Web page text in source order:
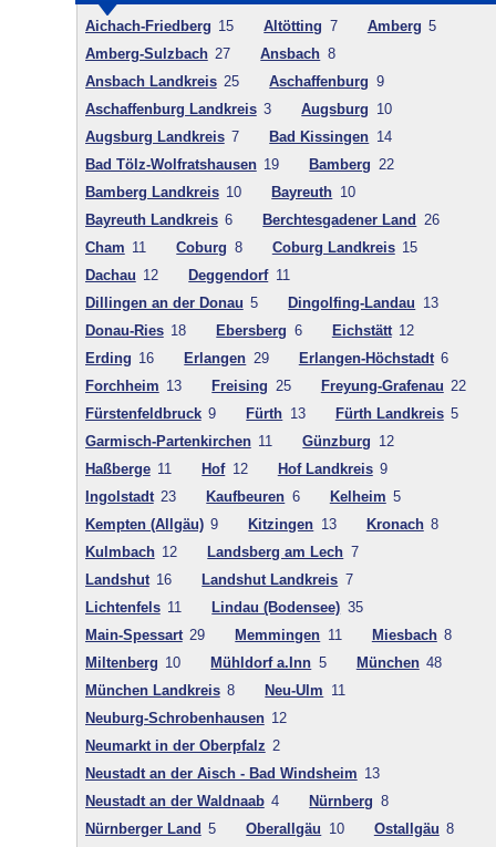
Aichach-Friedberg 15 Altötting 7 Amberg 5
Amberg-Sulzbach 27 Ansbach 8
Ansbach Landkreis 25 Aschaffenburg 9
Aschaffenburg Landkreis 3 Augsburg 10
Augsburg Landkreis 7 Bad Kissingen 14
Bad Tölz-Wolfratshausen 19 Bamberg 22
Bamberg Landkreis 10 Bayreuth 10
Bayreuth Landkreis 6 Berchtesgadener Land 26
Cham 11 Coburg 8 Coburg Landkreis 15
Dachau 12 Deggendorf 11
Dillingen an der Donau 5 Dingolfing-Landau 13
Donau-Ries 18 Ebersberg 6 Eichstätt 12
Erding 16 Erlangen 29 Erlangen-Höchstadt 6
Forchheim 13 Freising 25 Freyung-Grafenau 22
Fürstenfeldbruck 9 Fürth 13 Fürth Landkreis 5
Garmisch-Partenkirchen 11 Günzburg 12
Haßberge 11 Hof 12 Hof Landkreis 9
Ingolstadt 23 Kaufbeuren 6 Kelheim 5
Kempten (Allgäu) 9 Kitzingen 13 Kronach 8
Kulmbach 12 Landsberg am Lech 7
Landshut 16 Landshut Landkreis 7
Lichtenfels 11 Lindau (Bodensee) 35
Main-Spessart 29 Memmingen 11 Miesbach 8
Miltenberg 10 Mühldorf a.Inn 5 München 48
München Landkreis 8 Neu-Ulm 11
Neuburg-Schrobenhausen 12
Neumarkt in der Oberpfalz 2
Neustadt an der Aisch - Bad Windsheim 13
Neustadt an der Waldnaab 4 Nürnberg 8
Nürnberger Land 5 Oberallgäu 10 Ostallgäu 8